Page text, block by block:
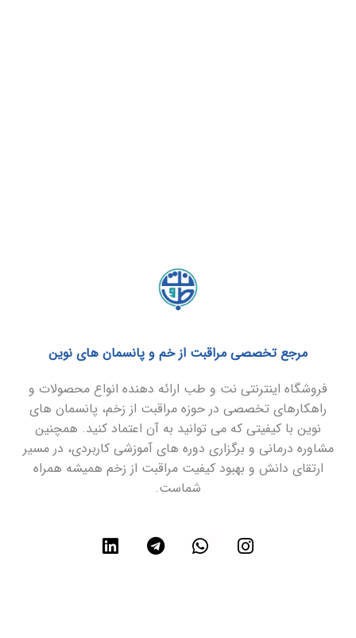
مرجع تخصصی مراقبت از خم و پانسمان های نوین
فروشگاه اینترنتی نت و طب ارائه دهنده انواع محصولات و
راهکارهای تخصصی در حوزه مراقبت از زخم، پانسمان های
نوین با کیفیتی که می توانید به آن اعتماد کنید. همچنین
مشاوره درمانی و برگزاری دوره های آموزشی کاربردی، در مسیر
ارتقای دانش و بهبود کیفیت مراقبت از زخم همیشه همراه
شماست.